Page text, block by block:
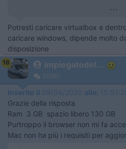
...
Potresti caricare virtualbox e
caricare windows, dipende molto
disposizione
16 impiegatodel...
30961
Inserito il 09/04/2020 alle:
Grazie della risposta
Ram 3 GB spazio libero 130 GB
Purtroppo il browser non mi fa
Mac non ha più i requisiti per